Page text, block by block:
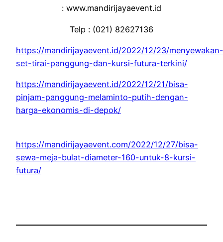
: www.mandirijayaevent.id
Telp : (021) 82627136
https://mandirijayaevent.id/2022/12/23/menyewakan-
set-tirai-panggung-dan-kursi-futura-terkini/
https://mandirijayaevent.id/2022/12/21/bisa-
pinjam-panggung-melaminto-putih-dengan-
harga-ekonomis-di-depok/
https://mandirijayaevent.com/2022/12/27/bisa-
sewa-meja-bulat-diameter-160-untuk-8-kursi-
futura/